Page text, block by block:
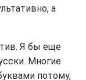
а
Я бы еще
Многие
потому,